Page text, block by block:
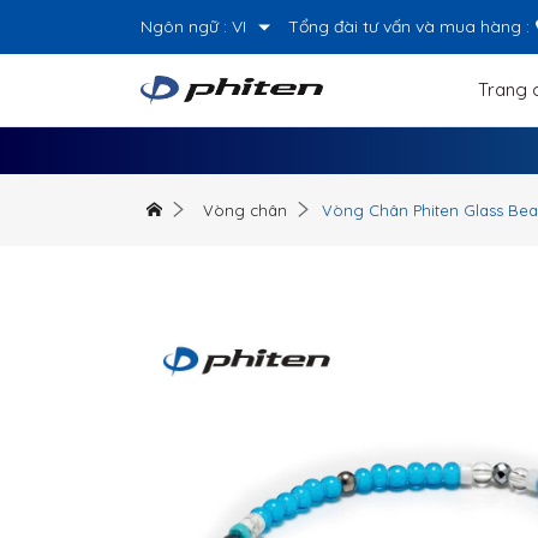
Ngôn ngữ : VI Tổng đài tư vấn và mua hàng :
Trang
Vòng chân Vòng Chân Phiten Glass